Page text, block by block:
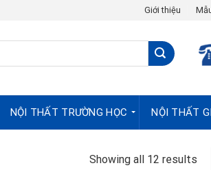
Giới thiệu
NỘI THẤT TRƯỜNG HỌC NỘI THẤT
Showing all 12 results